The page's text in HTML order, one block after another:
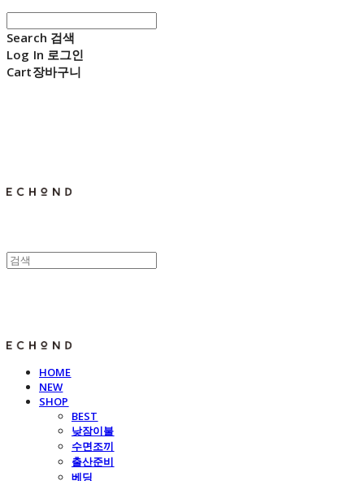
Search 검색
Log In 로그인
Cart장바구니
HOME
NEW
SHOP
BEST
낮잠이불
수면조끼
출산준비
베딩